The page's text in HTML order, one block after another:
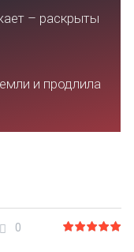
– раскрыты
и продлила
0